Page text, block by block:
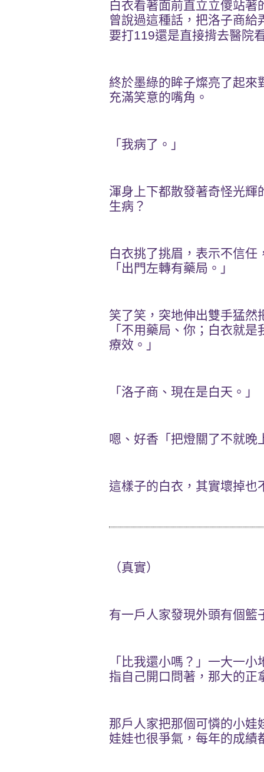
白衣看著面前直立立傻站
曾說過這種話，把洛子商
要打119還是直接揹去醫院
終於墨綠的眸子燦亮了起來
充滿笑意的嘴角。
「我病了。」
渾身上下都散發著奇怪光輝
生病？
白衣挑了挑眉，表示不信
「出門左轉有藥局。」
笑了笑，突地伸出雙手猛然
「不用藥局、你；白衣就
療效。」
「洛子商、現在是白天。」
嗯、好香「把燈關了不就晚
這樣子的白衣，其實壞掉也
（真實）
有一戶人家發現外頭有個籃
「比我還小嗎？」一大一
指自己開口問著，那大的正
那戶人家把那個可憐的小娃
娃娃也很爭氣，每年的成績